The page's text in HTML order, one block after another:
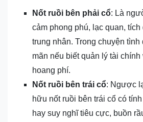
Nốt ruồi bên phải cổ: Là
cảm phong phú, lạc quan,
trung nhân. Trong chuyện tình
mãn nếu biết quản lý tài
hoang phí.
Nốt ruồi bên trái cổ: Ngược
hữu nốt ruồi bên trái cổ có
hay suy nghĩ tiêu cực, buồn